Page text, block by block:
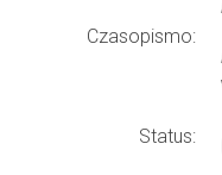
Czasopismo:
Status: